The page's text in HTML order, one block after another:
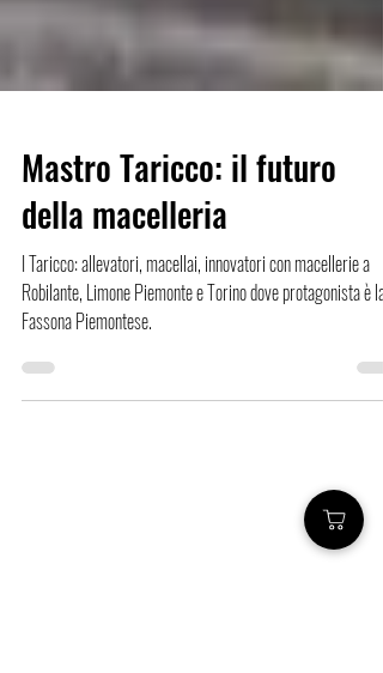
Mastro Taricco: il futuro
della macelleria
I Taricco: allevatori, macellai, innovatori con macellerie a
Robilante, Limone Piemonte e Torino dove protagonista è la